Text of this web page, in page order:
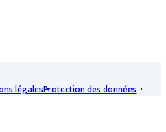
légalesProtection des données